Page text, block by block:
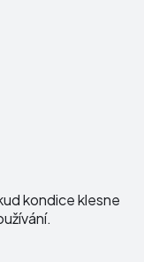
kondice klesne